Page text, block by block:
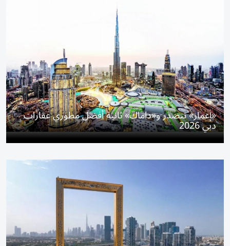
«إعمار» تتصدر و«داماك» ثانية أفضل مطوري عقارات
دبي 2026